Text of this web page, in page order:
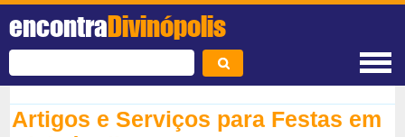
encontraDivinópolis
Artigos e Serviços para Festas em